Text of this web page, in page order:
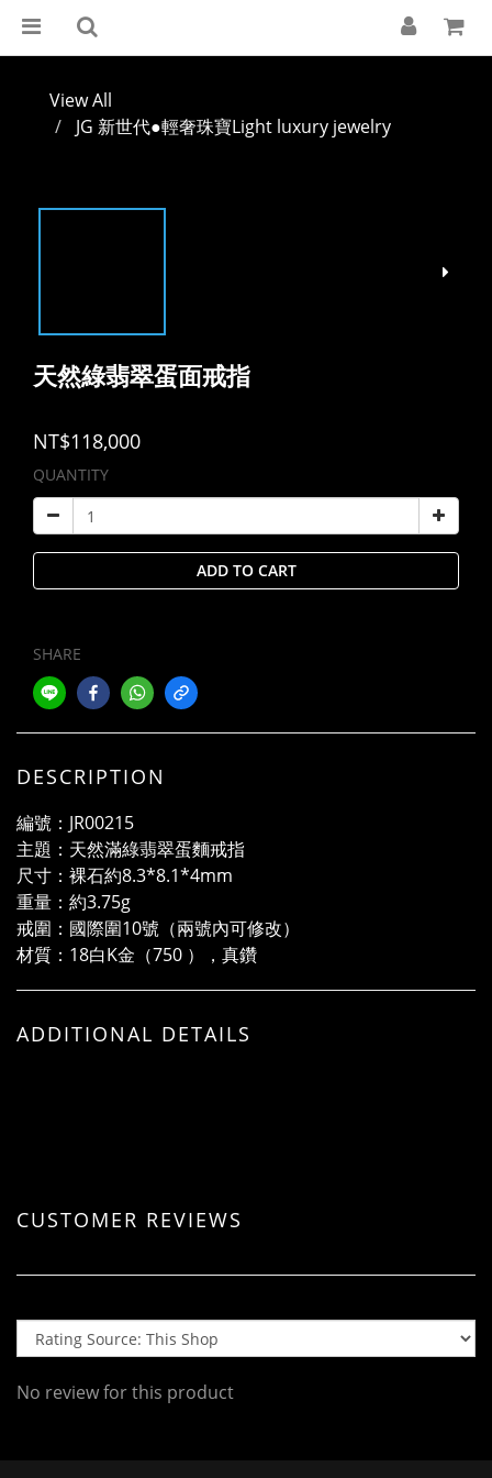
View All
JG 新世代●輕奢珠寶Light luxury jewelry
天然綠翡翠蛋面戒指
NT$118,000
QUANTITY
ADD TO CART
SHARE
DESCRIPTION
編號： JR00215
主題：天然滿綠翡翠蛋麵戒指
尺寸：裸石約8.3*8.1*4mm
重量：約3.75g
戒圍：國際圍10號（兩號內可修改）
材質： 18白K金（750 ），真鑽
ADDITIONAL DETAILS
CUSTOMER REVIEWS
No review for this product